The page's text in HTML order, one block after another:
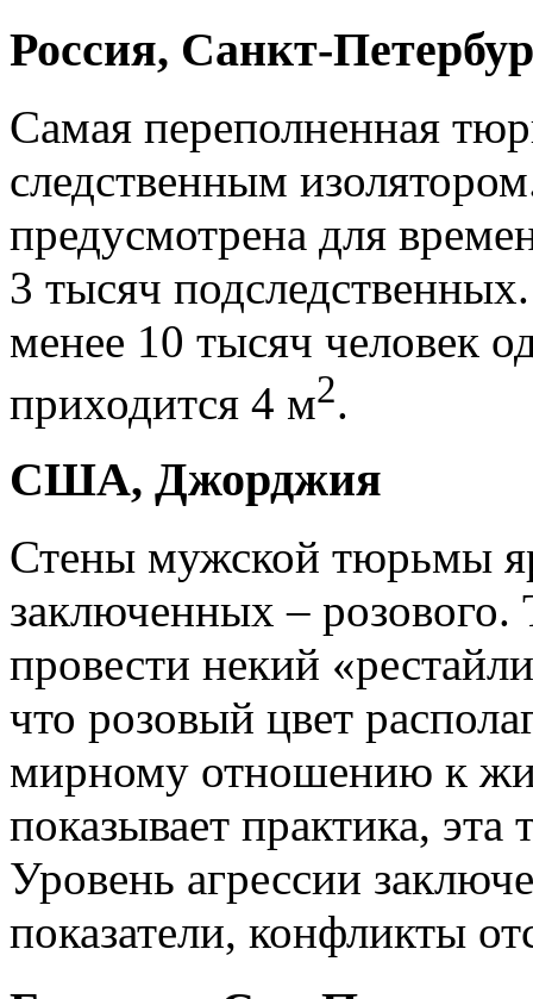
Россия, Санкт-
Самая переполненная
следственным
предусмотрена для
3 тысяч
менее 10 тысяч человек
приходится 4 м2.
США, Джорджия
Стены мужской тюрьмы
заключенных –
провести некий
что розовый цвет
мирному отношению к
показывает практика, эта
Уровень агрессии
показатели, конфликты